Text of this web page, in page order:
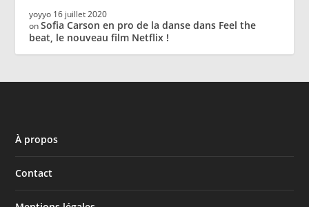
yoyyo 16 juillet 2020
onSofia Carson en pro de la danse dans Feel the
beat, le nouveau film Netflix !
À propos
Contact